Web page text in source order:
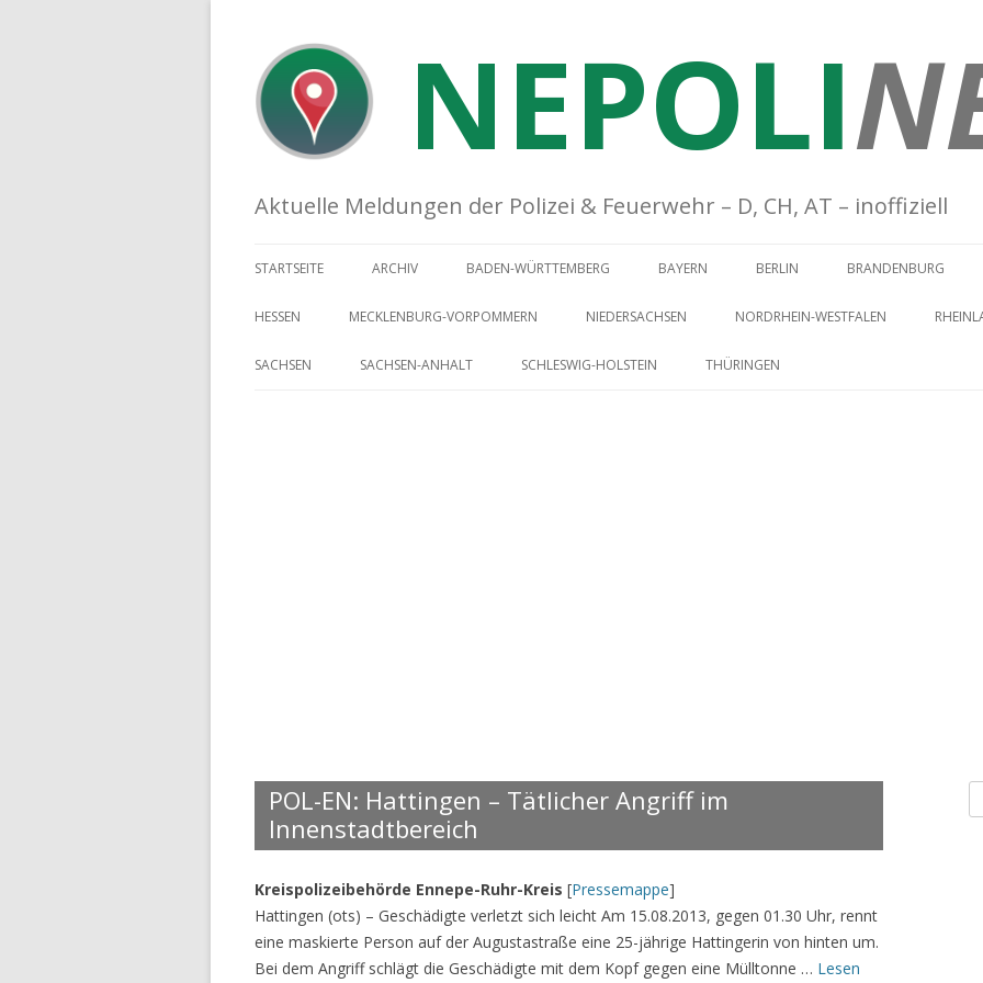
NEPOLI
Aktuelle Meldungen der Polizei & Feuerwehr – D, CH, AT – inoffiziell
STARTSEITE ARCHIV BADEN-WÜRTTEMBERG BAYERN BERLIN BRANDENBURG
HESSEN MECKLENBURG-VORPOMMERN NIEDERSACHSEN NORDRHEIN-WESTFALEN
SACHSEN SACHSEN-ANHALT SCHLESWIG-HOLSTEIN THÜRINGEN
POL-EN: Hattingen – Tätlicher Angriff im
Innenstadtbereich
Kreispolizeibehörde Ennepe-Ruhr-Kreis [Pressemappe]
Hattingen (ots) – Geschädigte verletzt sich leicht Am 15.08.2013, gegen 01.30 Uhr, rennt
eine maskierte Person auf der Augustastraße eine 25-jährige Hattingerin von hinten um.
Bei dem Angriff schlägt die Geschädigte mit dem Kopf gegen eine Mülltonne … Lesen